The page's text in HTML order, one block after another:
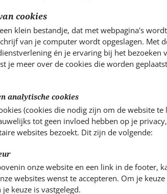
cookies
klein bestandje, dat met webpagina's
van je computer wordt opgeslagen. Met
én je ervaring bij het bezoeken
je meer over de cookies die worden
analytische cookies
(cookies die nodig zijn om de website
tot geen invloed hebben op je
websites bezoekt. Dit zijn de volgende:
onze website en een link in de footer,
websites wenst te accepteren. Om je
keuze is vastgelegd.